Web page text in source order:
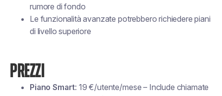
rumore di fondo
Le funzionalità avanzate potrebbero richiedere piani
di livello superiore
PREZZI
Piano Smart: 19 €/utente/mese – Include chiamate